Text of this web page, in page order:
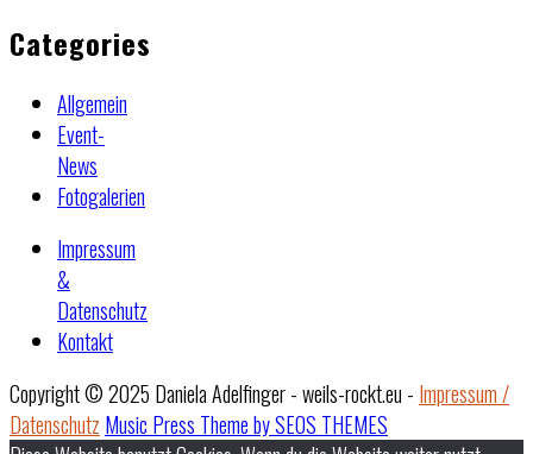
Categories
Allgemein
Event-
News
Fotogalerien
Impressum
&
Datenschutz
Kontakt
Copyright © 2025 Daniela Adelfinger - weils-rockt.eu - Impressum /
Datenschutz Music Press Theme by SEOS THEMES